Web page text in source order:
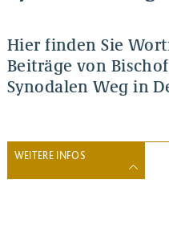
Hier finden Sie
Beiträge von
Synodalen Weg in
WEITERE INFOS